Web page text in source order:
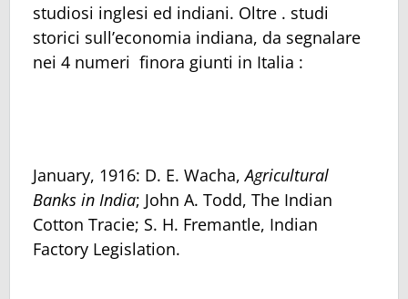
studiosi inglesi ed indiani. Oltre . studi
storici sull’economia indiana, da segnalare
nei 4 numeri finora giunti in Italia :
January, 1916: D. E. Wacha,Agricultural
Banks in India; John A. Todd, The Indian
Cotton Tracie; S. H. Fremantle, Indian
Factory Legislation.